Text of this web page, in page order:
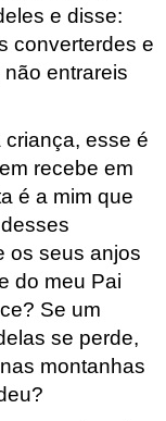
e disse:
converterdes e
entrareis
criança, esse é
recebe em
é a mim que
os seus anjos
do meu Pai
Se um
se perde,
montanhas